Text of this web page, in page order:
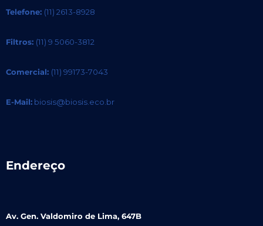
Telefone: (11) 2613-8928
Filtros: (11) 9 5060-3812
Comercial: (11) 99173-7043
E-Mail: biosis@biosis.eco.br
Endereço
Av. Gen. Valdomiro de Lima, 647B